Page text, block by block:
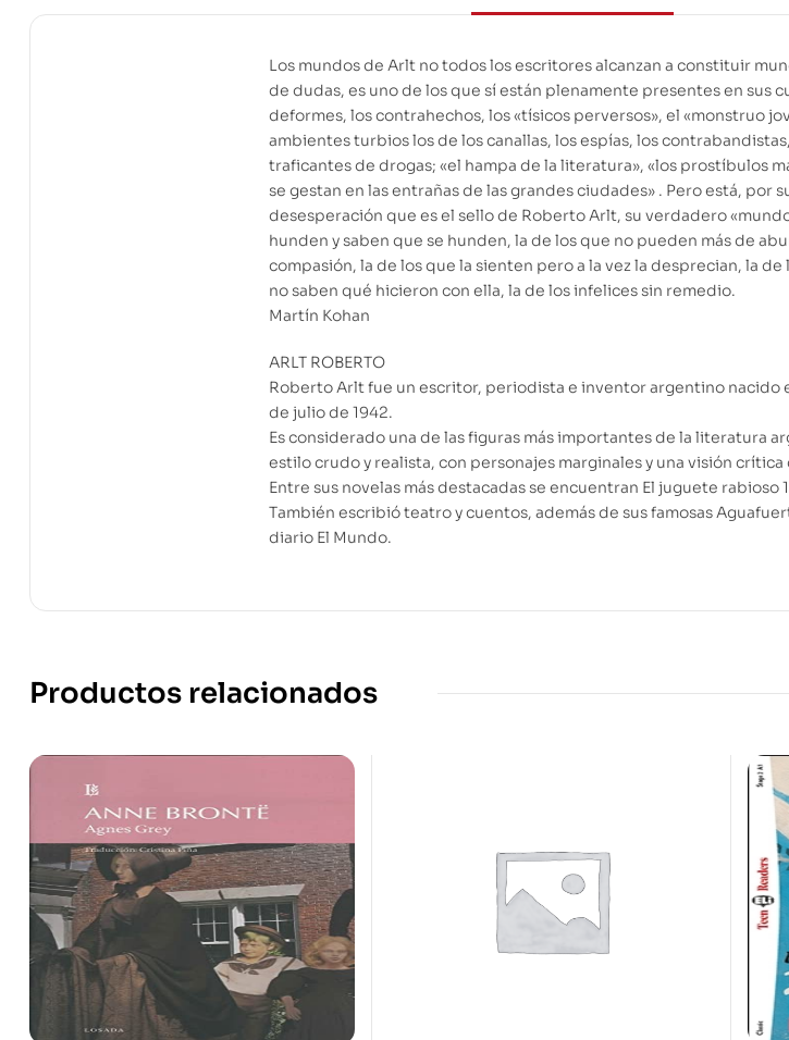
Los mundos de Arlt no todos los escritores alcanzan a constituir
de dudas, es uno de los que sí están plenamente presentes en sus
deformes, los contrahechos, los «tísicos perversos», el «monstruo
ambientes turbios los de los canallas, los espías, los
traficantes de drogas; «el hampa de la literatura», «los prostíbulos
se gestan en las entrañas de las grandes ciudades» . Pero está,
desesperación que es el sello de Roberto Arlt, su verdadero
hunden y saben que se hunden, la de los que no pueden más de
compasión, la de los que la sienten pero a la vez la desprecian, la
no saben qué hicieron con ella, la de los infelices sin remedio.
Martín Kohan
ARLT ROBERTO
Roberto Arlt fue un escritor, periodista e inventor argentino nacido
de julio de 1942.
Es considerado una de las figuras más importantes de la literatura
estilo crudo y realista, con personajes marginales y una visión crítica
Entre sus novelas más destacadas se encuentran El juguete rabioso
También escribió teatro y cuentos, además de sus famosas
diario El Mundo.
Productos relacionados